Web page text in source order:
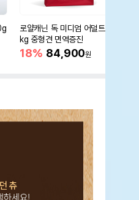
로얄캐닌 독 미디엄 어덜트 10
kg 중형견 면역증진
18% 84,900원